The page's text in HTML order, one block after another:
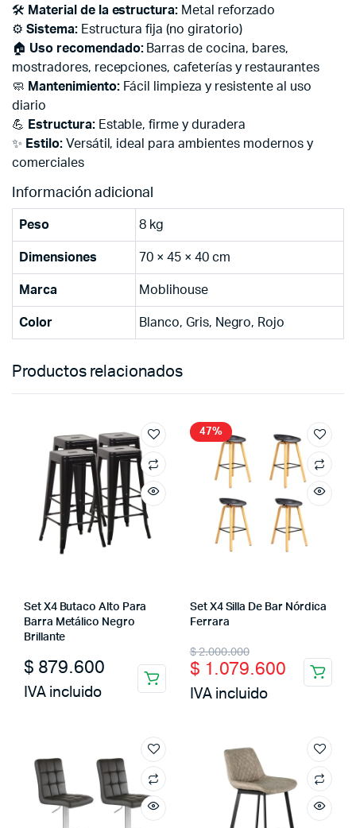
🛠️ Material de la estructura: Metal reforzado
⚙️ Sistema:Estructura fija (no giratorio)
🏠 Uso recomendado:Barras de cocina, bares,
mostradores, recepciones, cafeterías y restaurantes
🧼 Mantenimiento:Fácil limpieza y resistente al uso
diario
💪 Estructura:Estable, firme y duradera
✨ Estilo:Versátil, ideal para ambientes modernos y
comerciales
Información adicional
Peso 8 kg
Dimensiones 70 × 45 × 40 cm
Marca Moblihouse
Color Blanco, Gris, Negro, Rojo
Productos relacionados
Set X4 Butaco Alto Para
Barra Metálico Negro
Brillante
$ 879.600
IVA incluido
47%
Set X4 Silla De Bar Nórdica
Ferrara
$2.000.000
Original
price
was:
$ 1.079.600
Current
price
is:
IVA incluido